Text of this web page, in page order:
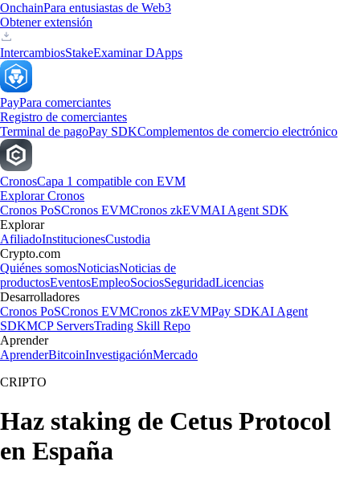
OnchainPara entusiastas de Web3
Obtener extensión
IntercambiosStakeExaminar DApps
PayPara comerciantes
Registro de comerciantes
Terminal de pagoPay SDKComplementos de comercio electrónico
CronosCapa 1 compatible con EVM
Explorar Cronos
Cronos PoSCronos EVMCronos zkEVMAI Agent SDK
Explorar
AfiliadoInstitucionesCustodia
Crypto.com
Quiénes somosNoticiasNoticias de
productosEventosEmpleoSociosSeguridadLicencias
Desarrolladores
Cronos PoSCronos EVMCronos zkEVMPay SDKAI Agent
SDKMCP ServersTrading Skill Repo
Aprender
AprenderBitcoinInvestigaciónMercado
CRIPTO
Haz staking de Cetus Protocol
en España